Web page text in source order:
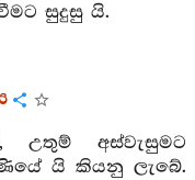
සුදුසු යි.
උතුම් අස්වැසුමට
යි කියනු ලැබේ.